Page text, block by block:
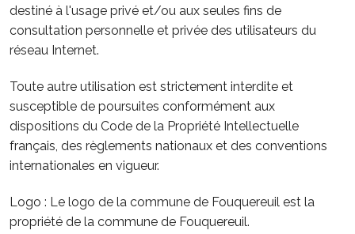
destiné à l'usage privé et/ou aux seules fins de
consultation personnelle et privée des utilisateurs du
réseau Internet.
Toute autre utilisation est strictement interdite et
susceptible de poursuites conformément aux
dispositions du Code de la Propriété Intellectuelle
français, des règlements nationaux et des conventions
internationales en vigueur.
Logo : Le logo de la commune de Fouquereuil est la
propriété de la commune de Fouquereuil.